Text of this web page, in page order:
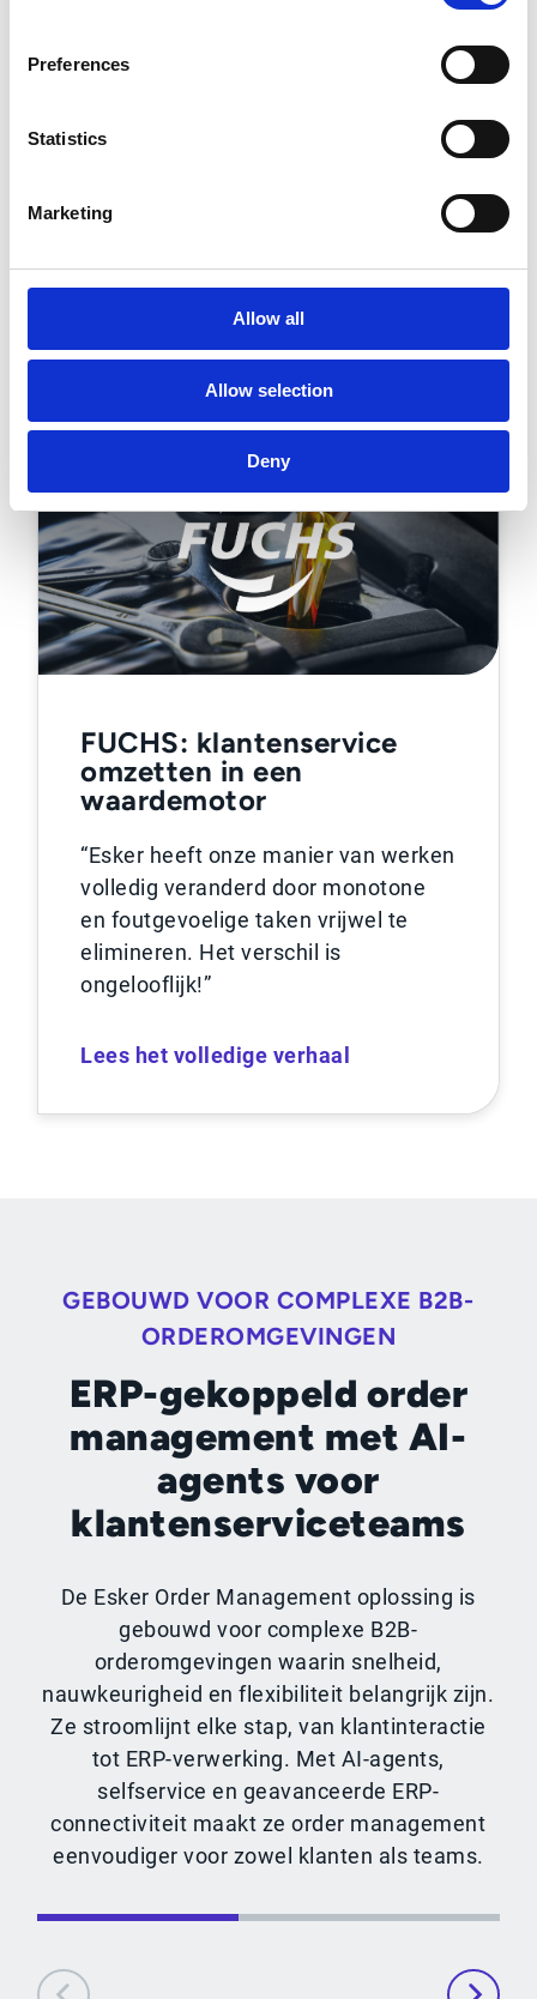
Preferences
Statistics
Marketing
Allow all
Allow selection
Deny
herhaalorders
Geen extra personeel
Lees het volledige verhaal
FUCHS: klantenservice
omzetten in een
waardemotor
“Esker heeft onze manier van werken
volledig veranderd door monotone
en foutgevoelige taken vrijwel te
elimineren. Het verschil is
ongelooflijk!”
Lees het volledige verhaal
GEBOUWD VOOR COMPLEXE B2B-
ORDEROMGEVINGEN
ERP-gekoppeld order
management met AI-
agents voor
klantenserviceteams
De Esker Order Management oplossing is
gebouwd voor complexe B2B-
orderomgevingen waarin snelheid,
nauwkeurigheid en flexibiliteit belangrijk zijn.
Ze stroomlijnt elke stap, van klantinteractie
tot ERP-verwerking. Met AI-agents,
selfservice en geavanceerde ERP-
connectiviteit maakt ze order management
eenvoudiger voor zowel klanten als teams.